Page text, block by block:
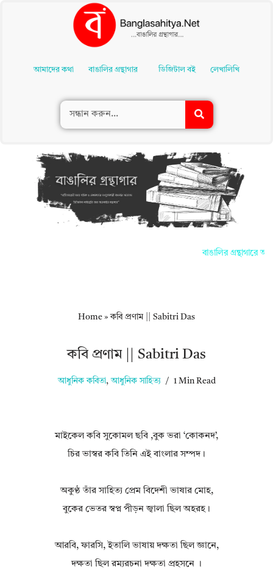
Contentআমাদের কথা বাঙালির গ্রন্থাগার ডিজিটাল বই লেখালিখি
বাঙালির গ্রন্থাগারে
Home »কবি প্রণাম || Sabitri Das
কবি প্রণাম || Sabitri Das
আধুনিক কবিতা, আধুনিক সাহিত্য 1 Min Read
মাইকেল কবি সুকোমল ছবি ,বুক ভরা ‘কোকনদ’,
চির ভাস্বর কবি তিনি এই বাংলার সম্পদ।
অকুণ্ঠ তাঁর সাহিত্য প্রেম বিদেশী ভাষার মোহ,
বুকের ভেতর স্বপ্ন পীড়ন জ্বালা ছিল অহরহ।
আরবি, ফারসি, ইতালি ভাষায় দক্ষতা ছিল জ্ঞানে,
দক্ষতা ছিল রম্যরচনা দক্ষতা প্রহসনে ।